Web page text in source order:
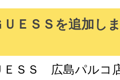
ＥＳＳを追加し
ＳＳ 広島パルコ